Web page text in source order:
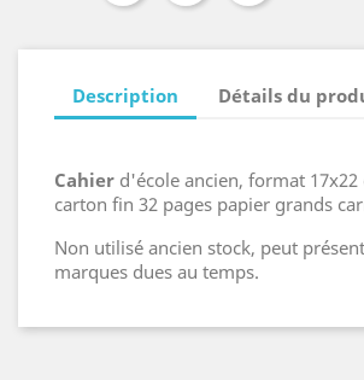
Description Détails du
Cahier d'école ancien, format
carton fin 32 pages papier grands
Non utilisé ancien stock, peut
marques dues au temps.